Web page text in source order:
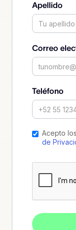
Apellido
Correo
Teléfono
Acepto los
de